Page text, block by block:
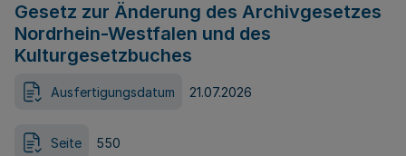
Gesetz zur Änderung des Archivgesetzes
Nordrhein-Westfalen und des
Kulturgesetzbuches
Ausfertigungsdatum 21.07.2026
Seite 550